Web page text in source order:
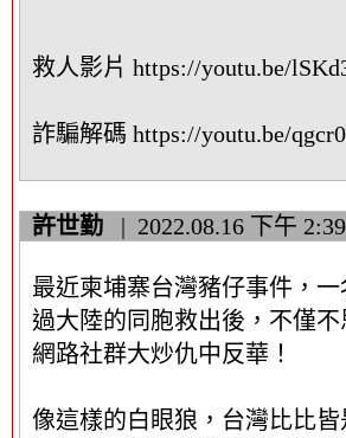
救人影片 https://youtu.be/
詐騙解碼 https://youtu.be/
許世勤 2022.08.16 下午 2:39
最近柬埔寨台灣豬仔事件，
過大陸的同胞救出後，不僅
網路社群大炒仇中反華！
像這樣的白眼狼，台灣比比